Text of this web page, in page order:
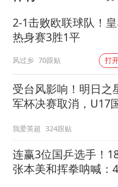
2-1击败欧联球队！
热身赛3胜1平
风过乡 70跟贴 打
受台风影响！明日之
军杯决赛取消，U17
我爱英超 324跟贴
连赢3位国乒选手！
张本美和挥拳呐喊：